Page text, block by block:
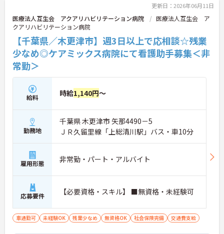
連携の体制がしっかりと整っています。働き方の面
では、夜勤明けの翌日が原則として公休となるほ
か、月平均の残業時間も5時間から7時間程度とかな
り少なめです。常勤スタッフの比率が90パーセント
を超えているため急な勤務変更が発生しにくく、あ
らかじめ決められた訪問予定表に沿って規則正しく
働けます。入職後は現場スタッフによるお一人おひ
とりに合わせた個別のOJT研修が実施されます。eラ
ーニングも導入されており、多職種と連携しながら
専門性を着実に深めていける環境が用意されていま
す。
★おすすめPOINT★
＜個別ＯＪＴとチーム連携で着実に成長！＞
・入職後はお一人おひとりの習熟度に合わせた個別
・施設内には看護師が24時間常駐しており、急変時
の対応や専門的な医療処置は看護師が担当するため
負担が減ります
・介護スタッフと看護スタッフの比率が1対1で相談
しやすく、初任者研修や実務者研修からでも着実に
＜残業月7時間以下で身体の負担を軽減！＞
・常勤で働くスタッフの比率が90パーセント以上と
更新日：2026年06月11日
医療法人互生会 アクアリハビリテーション病院
医療法人互生会 ア
クアリハビリテーション病院
【千葉県／木更津市】週3日以上で応相談☆残業
少なめ◎ケアミックス病院にて看護助手募集＜非
常勤＞
給料 時給1,140円～
勤務地
千葉県 木更津市 矢那4490－5
ＪＲ久留里線「上総清川駅」バス・車10分
雇用形態 非常勤・パート・アルバイト
応募要件 【必要資格・スキル】 ■無資格・未経験可
車通勤可 未経験OK 残業少なめ 無資格OK 社会保険完備 交通費支給